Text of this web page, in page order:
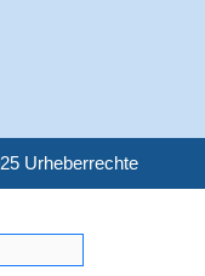
Urheberrechte